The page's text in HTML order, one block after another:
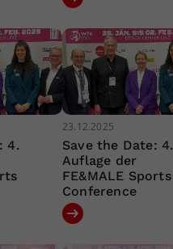
4.
23.12.2025
Save the Date: 4.
Auflage der
FE&MALE Sports
Conference